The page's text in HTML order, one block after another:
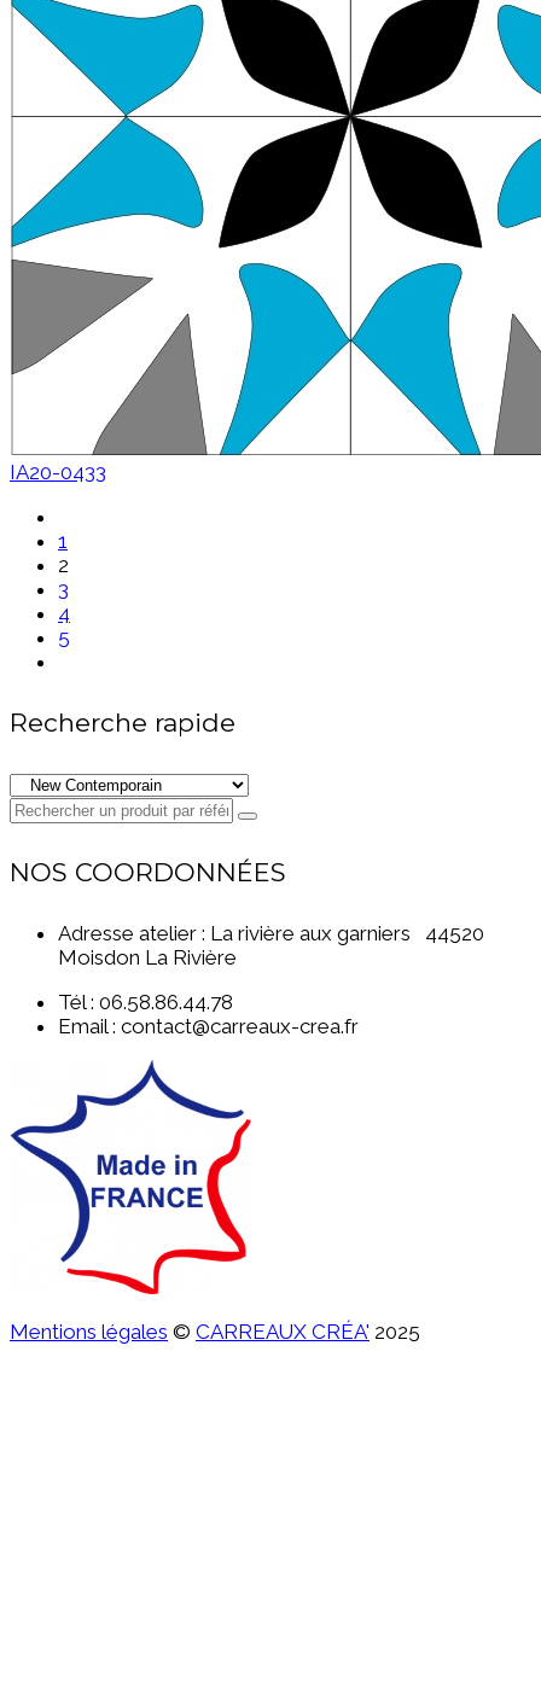
IA20-0433
1
2
3
4
5
Recherche rapide
NOS COORDONNÉES
Adresse atelier : La rivière aux garniers 44520
Moisdon La Rivière
Tél : 06.58.86.44.78
Email : contact@carreaux-crea.fr
Mentions légales © CARREAUX CRÉA' 2025